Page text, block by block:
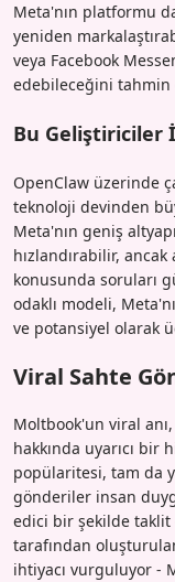
Meta'nın platformu
yeniden
veya Facebook
edebileceğini tahmin
Bu Geliştiriciler
OpenClaw üzerinde
teknoloji devinden
Meta'nın geniş
hızlandırabilir, ancak
konusunda soruları
odaklı modeli,
ve potansiyel olarak
Viral Sahte
Moltbook'un viral
hakkında uyarıcı bir
popülaritesi, tam da
gönderiler insan
edici bir şekilde taklit
tarafından
ihtiyacı vurguluyor -